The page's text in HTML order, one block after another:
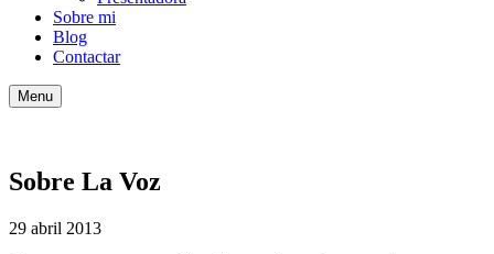
Sobre mi
Blog
Contactar
Menu
Sobre La Voz
29 abril 2013